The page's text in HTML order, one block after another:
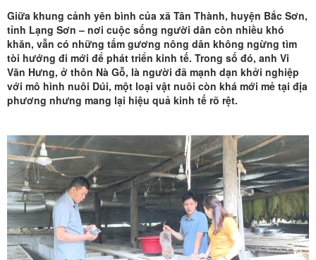
Giữa khung cảnh yên bình của xã Tân Thành, huyện Bắc Sơn,
tỉnh Lạng Sơn – nơi cuộc sống người dân còn nhiều khó
khăn, vẫn có những tấm gương nông dân không ngừng tìm
tòi hướng đi mới để phát triển kinh tế. Trong số đó, anh Vi
Văn Hưng, ở thôn Nà Gỗ, là người đã mạnh dạn khởi nghiệp
với mô hình nuôi Dúi, một loại vật nuôi còn khá mới mẻ tại địa
phương nhưng mang lại hiệu quả kinh tế rõ rệt.